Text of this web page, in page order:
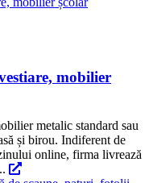
mobilier
metalic standard sau
și birou. Indiferent de
online, firma livrează